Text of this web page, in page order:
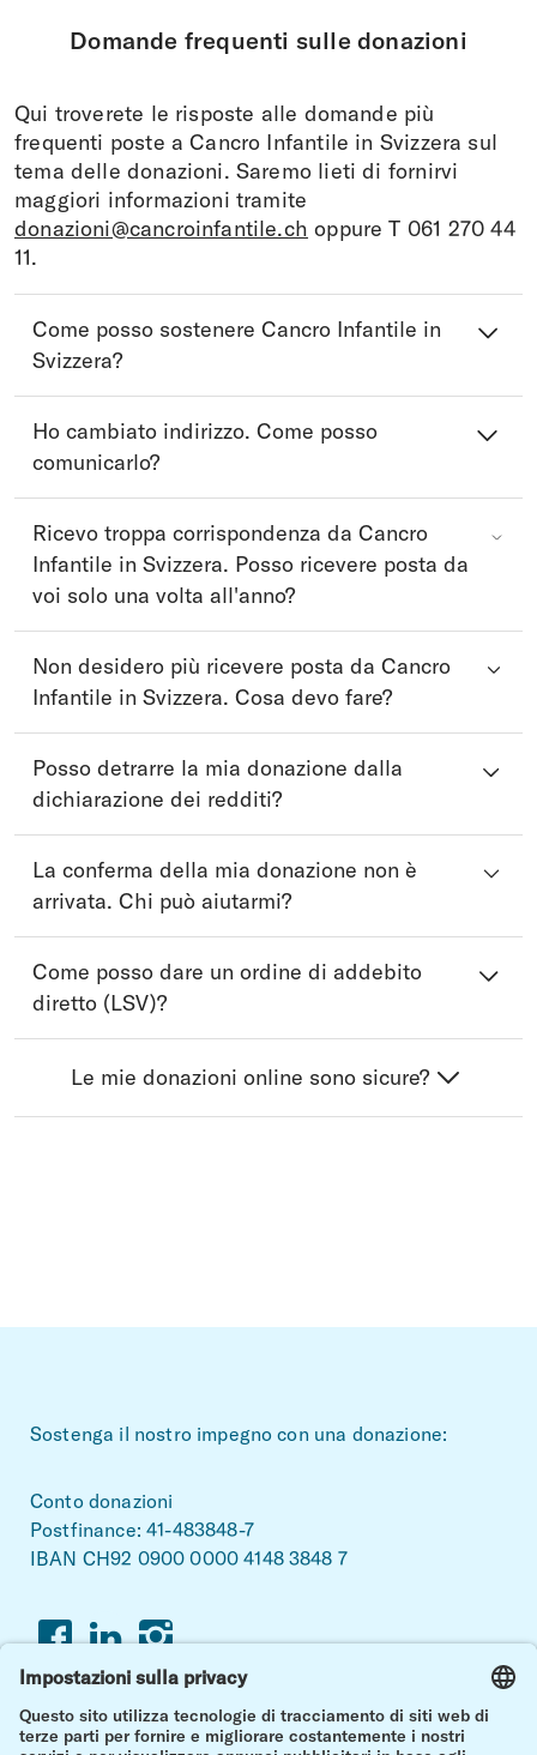
Domande frequenti sulle donazioni
Qui troverete le risposte alle domande più
frequenti poste a Cancro Infantile in Svizzera sul
tema delle donazioni. Saremo lieti di fornirvi
maggiori informazioni tramite
donazioni@cancroinfantile.ch oppure T 061 270 44
11.
Come posso sostenere Cancro Infantile in
Svizzera?
Ho cambiato indirizzo. Come posso
comunicarlo?
Ricevo troppa corrispondenza da Cancro
Infantile in Svizzera. Posso ricevere posta da
voi solo una volta all'anno?
Non desidero più ricevere posta da Cancro
Infantile in Svizzera. Cosa devo fare?
Posso detrarre la mia donazione dalla
dichiarazione dei redditi?
La conferma della mia donazione non è
arrivata. Chi può aiutarmi?
Come posso dare un ordine di addebito
diretto (LSV)?
Le mie donazioni online sono sicure?
Sostenga il nostro impegno con una donazione:
Conto donazioni
Postfinance: 41-483848-7
IBAN CH92 0900 0000 4148 3848 7
FacebookLinkedinInstagram